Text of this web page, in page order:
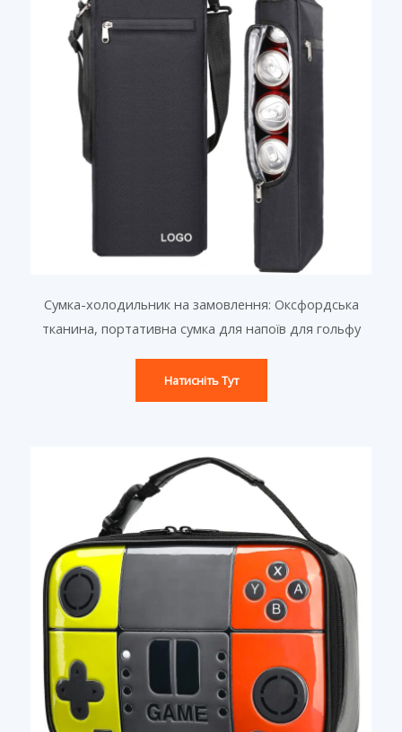
Сумка-холодильник на замовлення: Оксфордська
тканина, портативна сумка для напоїв для гольфу
Натисніть Тут